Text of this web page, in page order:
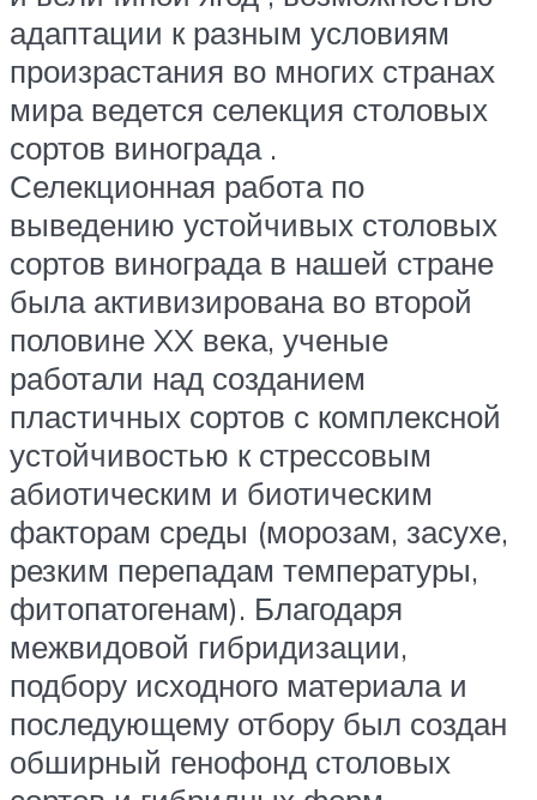
адаптации к разным условиям
произрастания во многих странах
мира ведется селекция столовых
сортов винограда .
Селекционная работа по
выведению устойчивых столовых
сортов винограда в нашей стране
была активизирована во второй
половине XX века, ученые
работали над созданием
пластичных сортов с комплексной
устойчивостью к стрессовым
абиотическим и биотическим
факторам среды (морозам, засухе,
резким перепадам температуры,
фитопатогенам). Благодаря
межвидовой гибридизации,
подбору исходного материала и
последующему отбору был создан
обширный генофонд столовых